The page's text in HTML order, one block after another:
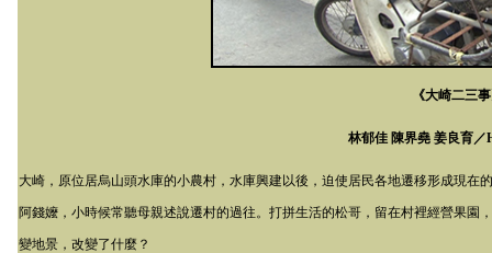
《大崎二三
林郁佳 陳界堯 姜良育／
大崎，原位居烏山頭水庫的小農村，水庫興建以後，迫使居民各地遷移形成現
阿錢嬤，小時候常聽母親述說遷村的過往。打拼生活的松哥，留在村裡經營果
變地景，改變了什麼？